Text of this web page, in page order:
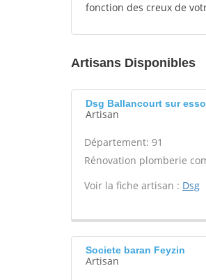
fonction des creux de
Artisans Disponibles
Dsg Ballancourt sur
Artisan
Département: 91
Rénovation plomberie
Voir la fiche artisan : Dsg
Societe baran Feyzin
Artisan